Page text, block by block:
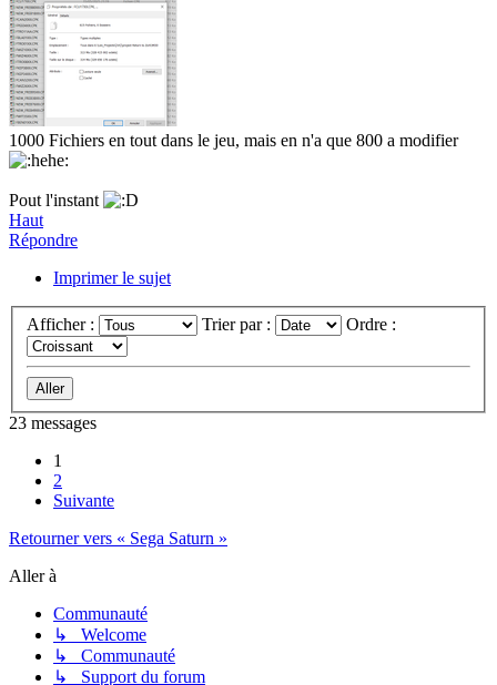
1000 Fichiers en tout dans le jeu, mais en n'a que 800 a modifier
Pout l'instant
Haut
Répondre
Imprimer le sujet
Afficher : Trier par : Ordre :
23 messages
1
2
Suivante
Retourner vers « Sega Saturn »
Aller à
Communauté
↳ Welcome
↳ Communauté
↳ Support du forum